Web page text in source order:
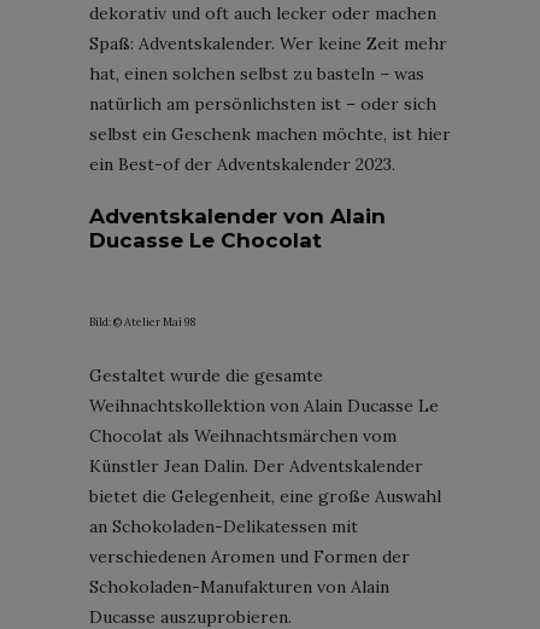
dekorativ und oft auch lecker oder machen
Spaß: Adventskalender. Wer keine Zeit mehr
hat, einen solchen selbst zu basteln – was
natürlich am persönlichsten ist – oder sich
selbst ein Geschenk machen möchte, ist hier
ein Best-of der Adventskalender 2023.
Adventskalender von Alain
Ducasse Le Chocolat
Bild: © Atelier Mai 98
Gestaltet wurde die gesamte
Weihnachtskollektion von Alain Ducasse Le
Chocolat als Weihnachtsmärchen vom
Künstler Jean Dalin. Der Adventskalender
bietet die Gelegenheit, eine große Auswahl
an Schokoladen-Delikatessen mit
verschiedenen Aromen und Formen der
Schokoladen-Manufakturen von Alain
Ducasse auszuprobieren.